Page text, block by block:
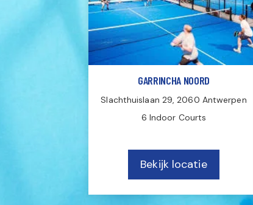
GARRINCHA NOORD
Slachthuislaan 29, 2060 Antwerpen
6 Indoor Courts
Bekijk locatie